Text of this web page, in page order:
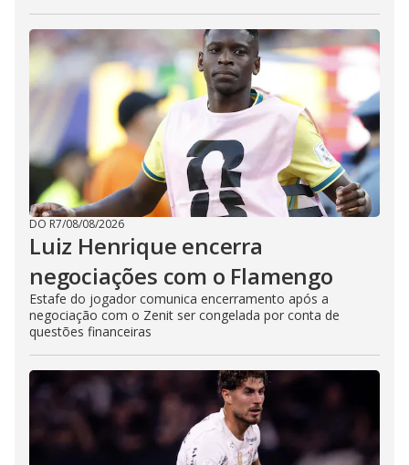
DO R7/08/08/2026
Luiz Henrique encerra
negociações com o Flamengo
Estafe do jogador comunica encerramento após a
negociação com o Zenit ser congelada por conta de
questões financeiras